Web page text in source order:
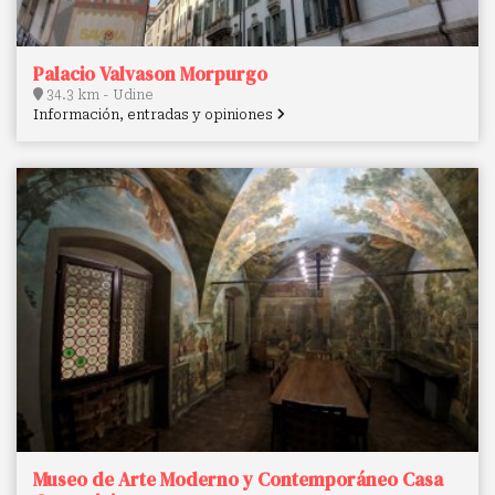
Palacio Valvason Morpurgo
34.3 km - Udine
Información, entradas y opiniones
Museo de Arte Moderno y Contemporáneo Casa